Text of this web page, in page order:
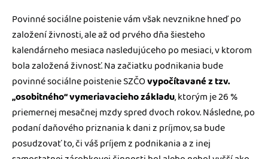
Povinné sociálne poistenie vám však nevznikne hneď po
založení živnosti, ale až od prvého dňa šiesteho
kalendárneho mesiaca nasledujúceho po mesiaci, v ktorom
bola založená živnosť. Na začiatku podnikania bude
povinné sociálne poistenie SZČOvypočítavané z tzv.
„osobitného“ vymeriavacieho základu, ktorým je 26 %
priemernej mesačnej mzdy spred dvoch rokov. Následne, po
podaní daňového priznania k dani z príjmov, sa bude
posudzovať to, či váš príjem z podnikania a z inej